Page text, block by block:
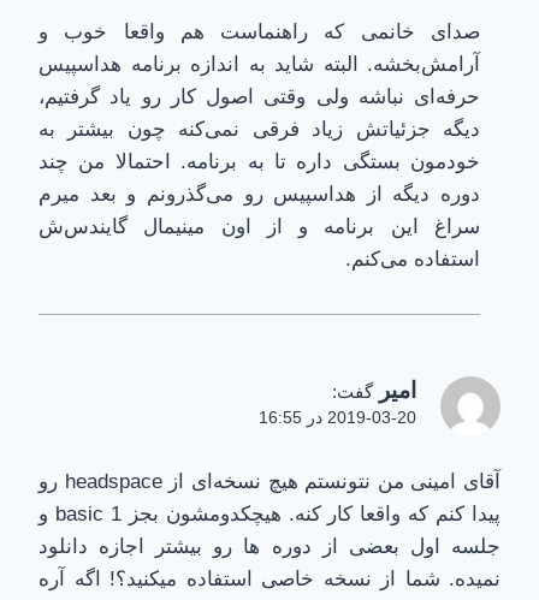
صدای خانمی که راهنماست هم واقعا خوب و
آرامش‌بخشه. البته شاید به اندازه برنامه هداسپیس
حرفه‌ای نباشه ولی وقتی اصول کار رو یاد گرفتیم،
دیگه جزئیاتش زیاد فرقی نمی‌کنه چون بیشتر به
خودمون بستگی داره تا به برنامه. احتمالا من چند
دوره دیگه از هداسپیس رو می‌گذرونم و بعد میرم
سراغ این برنامه و از اون مینیمال گایندس‌ش
استفاده می‌کنم.
امیر گفت:
2019-03-20 در 16:55
آقای امینی من نتونستم هیچ نسخه‌ای از headspace رو
پیدا کنم که واقعا کار کنه. هیچکدومشون بجز basic 1 و
جلسه اول بعضی از دوره ها رو بیشتر اجازه دانلود
نمیده. شما از نسخه خاصی استفاده میکنید؟! اگه آره